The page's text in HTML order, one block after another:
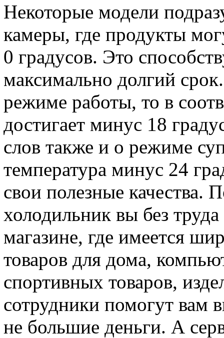
Некоторые модели
камеры, где продукты
0 градусов. Это
максимально долгий
режиме работы, то в
достигает минус 18
слов также и о режиме
температура минус 24
свои полезные качества.
холодильник вы без
магазине, где имеется
товаров для дома,
спортивных товаров,
сотрудники помогут вам
не большие деньги. А